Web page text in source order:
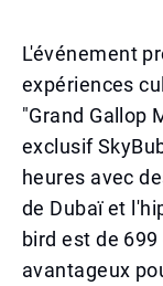
L'événement
expériences
"Grand Gallop
exclusif
heures avec
de Dubaï et
bird est de
avantageux